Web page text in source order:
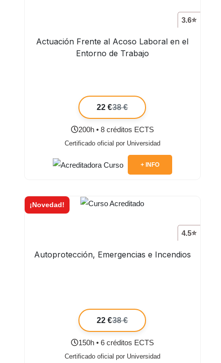
3.6⭐
Actuación Frente al Acoso Laboral en el
Entorno de Trabajo
22 €38 €
200h • 8 créditos ECTS
Certificado oficial por Universidad
+ INFO
¡Novedad!
4.5⭐
Autoprotección, Emergencias e Incendios
22 €38 €
150h • 6 créditos ECTS
Certificado oficial por Universidad